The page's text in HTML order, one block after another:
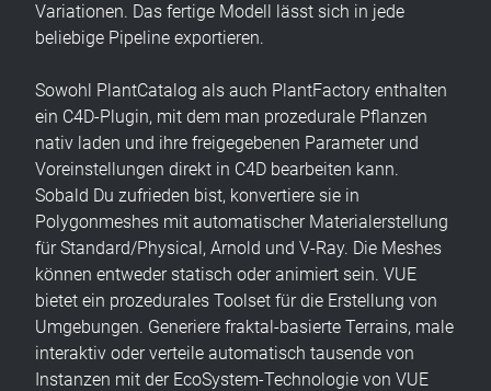
Variationen. Das fertige Modell lässt sich in jede
beliebige Pipeline exportieren.
Sowohl PlantCatalog als auch PlantFactory enthalten
ein C4D-Plugin, mit dem man prozedurale Pflanzen
nativ laden und ihre freigegebenen Parameter und
Voreinstellungen direkt in C4D bearbeiten kann.
Sobald Du zufrieden bist, konvertiere sie in
Polygonmeshes mit automatischer Materialerstellung
für Standard/Physical, Arnold und V-Ray. Die Meshes
können entweder statisch oder animiert sein. VUE
bietet ein prozedurales Toolset für die Erstellung von
Umgebungen. Generiere fraktal-basierte Terrains, male
interaktiv oder verteile automatisch tausende von
Instanzen mit der EcoSystem-Technologie von VUE